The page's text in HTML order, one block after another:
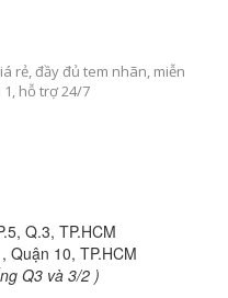
rẻ, đầy đủ tem nhãn, miễn
hỗ trợ 24/7
Q.3, TP.HCM
Quận 10, TP.HCM
Q3 và 3/2 )